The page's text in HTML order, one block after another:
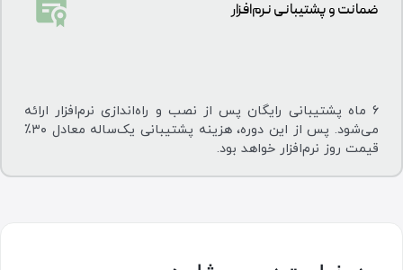
ضمانت و پشتیبانی نرم‌افزار
۶ ماه پشتیبانی رایگان پس از نصب و راه‌اندازی نرم‌افزار ارائه
می‌شود. پس از این دوره، هزینه پشتیبانی یک‌ساله معادل ۳۰٪
قیمت روز نرم‌افزار خواهد بود.